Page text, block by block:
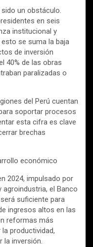
un obstáculo.
en seis
institucional y
se suma la baja
de inversión
40% de las obras
paralizadas o
del Perú cuentan
soportar procesos
esta cifra es clave
brechas
económico
2024, impulsado por
el Banco
suficiente para
ingresos altos en las
reformas más
productividad,
la inversión.